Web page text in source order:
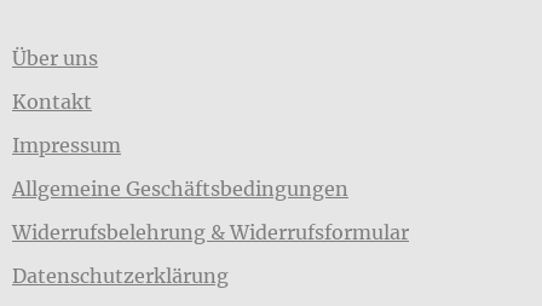
Über uns
Kontakt
Impressum
Allgemeine Geschäftsbedingungen
Widerrufsbelehrung & Widerrufsformular
Datenschutzerklärung